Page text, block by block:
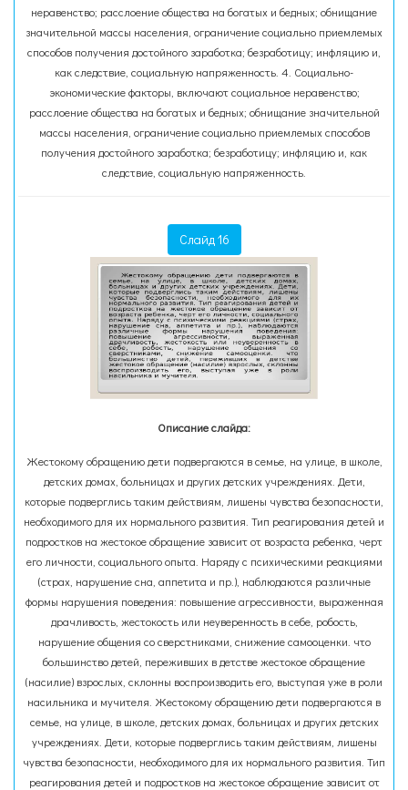
неравенство; расслоение общества на богатых и бедных; обнищание
значительной массы населения, ограничение социально приемлемых
способов получения достойного заработка; безработицу; инфляцию и,
как следствие, социальную напряженность. 4. Социально-
экономические факторы, включают социальное неравенство;
расслоение общества на богатых и бедных; обнищание значительной
массы населения, ограничение социально приемлемых способов
получения достойного заработка; безработицу; инфляцию и, как
следствие, социальную напряженность.
Слайд 16
Описание слайда:
Жестокому обращению дети подвергаются в семье, на улице, в школе,
детских домах, больницах и других детских учреждениях. Дети,
которые подверглись таким действиям, лишены чувства безопасности,
необходимого для их нормального развития. Тип реагирования детей и
подростков на жестокое обращение зависит от возраста ребенка, черт
его личности, социального опыта. Наряду с психическими реакциями
(страх, нарушение сна, аппетита и пр.), наблюдаются различные
формы нарушения поведения: повышение агрессивности, выраженная
драчливость, жестокость или неуверенность в себе, робость,
нарушение общения со сверстниками, снижение самооценки. что
большинство детей, переживших в детстве жестокое обращение
(насилие) взрослых, склонны воспроизводить его, выступая уже в роли
насильника и мучителя. Жестокому обращению дети подвергаются в
семье, на улице, в школе, детских домах, больницах и других детских
учреждениях. Дети, которые подверглись таким действиям, лишены
чувства безопасности, необходимого для их нормального развития. Тип
реагирования детей и подростков на жестокое обращение зависит от